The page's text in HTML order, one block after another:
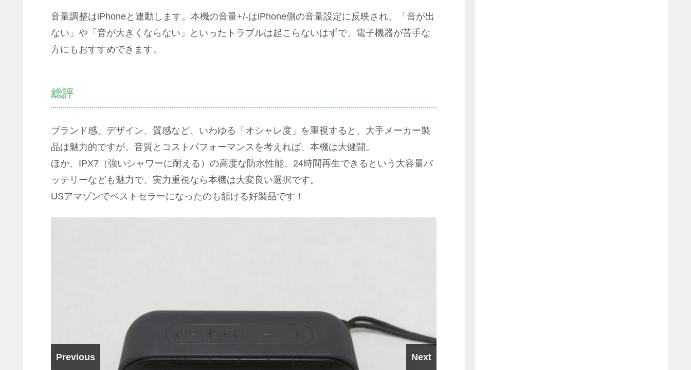
音量調整はiPhoneと連動します。本機の音量+/-はiPhone側の音量設定に反映され、「音が出
ない」や「音が大きくならない」といったトラブルは起こらないはずで、電子機器が苦手な
方にもおすすめできます。
総評
ブランド感、デザイン、質感など、いわゆる「オシャレ度」を重視すると、大手メーカー製
品は魅力的ですが、音質とコストパフォーマンスを考えれば、本機は大健闘。
ほか、IPX7（強いシャワーに耐える）の高度な防水性能、24時間再生できるという大容量バ
ッテリーなども魅力で、実力重視なら本機は大変良い選択です。
USアマゾンでベストセラーになったのも頷ける好製品です！
Previous Next